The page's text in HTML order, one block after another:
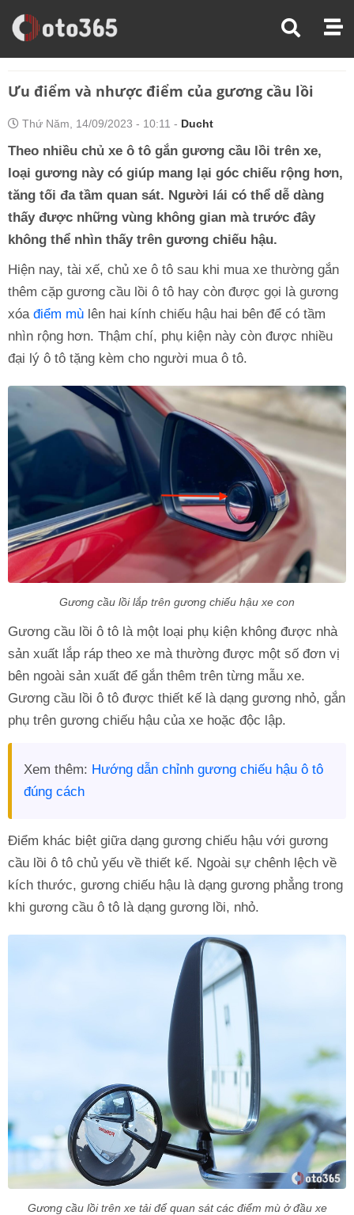
Trang Chủ
Kinh Nghiệm Lái Xe
Ưu điểm và nhược điểm của gương cầu lồi
Thứ Năm, 14/09/2023 - 10:11 - Ducht
Theo nhiều chủ xe ô tô gắn gương cầu lồi trên xe,
loại gương này có giúp mang lại góc chiếu rộng hơn,
tăng tối đa tầm quan sát. Người lái có thể dễ dàng
thấy được những vùng không gian mà trước đây
không thể nhìn thấy trên gương chiếu hậu.
Hiện nay, tài xế, chủ xe ô tô sau khi mua xe thường gắn
thêm cặp gương cầu lồi ô tô hay còn được gọi là gương
xóa điểm mù lên hai kính chiếu hậu hai bên để có tầm
nhìn rộng hơn. Thậm chí, phụ kiện này còn được nhiều
đại lý ô tô tặng kèm cho người mua ô tô.
Gương cầu lồi lắp trên gương chiếu hậu xe con
Gương cầu lồi ô tô là một loại phụ kiện không được nhà
sản xuất lắp ráp theo xe mà thường được một số đơn vị
bên ngoài sản xuất để gắn thêm trên từng mẫu xe.
Gương cầu lồi ô tô được thiết kế là dạng gương nhỏ, gắn
phụ trên gương chiếu hậu của xe hoặc độc lập.
Xem thêm: Hướng dẫn chỉnh gương chiếu hậu ô tô
đúng cách
Điểm khác biệt giữa dạng gương chiếu hậu với gương
cầu lồi ô tô chủ yếu về thiết kế. Ngoài sự chênh lệch về
kích thước, gương chiếu hậu là dạng gương phẳng trong
khi gương cầu ô tô là dạng gương lồi, nhỏ.
Gương cầu lồi trên xe tải để quan sát các điểm mù ở đầu xe